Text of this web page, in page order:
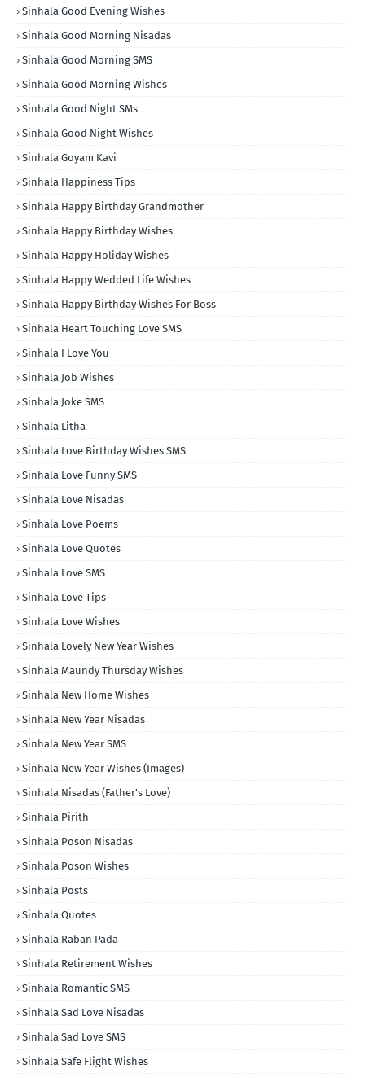
Sinhala Good Evening Wishes
Sinhala Good Morning Nisadas
Sinhala Good Morning SMS
Sinhala Good Morning Wishes
Sinhala Good Night SMs
Sinhala Good Night Wishes
Sinhala Goyam Kavi
Sinhala Happiness Tips
Sinhala Happy Birthday Grandmother
Sinhala Happy Birthday Wishes
Sinhala Happy Holiday Wishes
Sinhala Happy Wedded Life Wishes
Sinhala Happy Birthday Wishes For Boss
Sinhala Heart Touching Love SMS
Sinhala I Love You
Sinhala Job Wishes
Sinhala Joke SMS
Sinhala Litha
Sinhala Love Birthday Wishes SMS
Sinhala Love Funny SMS
Sinhala Love Nisadas
Sinhala Love Poems
Sinhala Love Quotes
Sinhala Love SMS
Sinhala Love Tips
Sinhala Love Wishes
Sinhala Lovely New Year Wishes
Sinhala Maundy Thursday Wishes
Sinhala New Home Wishes
Sinhala New Year Nisadas
Sinhala New Year SMS
Sinhala New Year Wishes (Images)
Sinhala Nisadas (Father's Love)
Sinhala Pirith
Sinhala Poson Nisadas
Sinhala Poson Wishes
Sinhala Posts
Sinhala Quotes
Sinhala Raban Pada
Sinhala Retirement Wishes
Sinhala Romantic SMS
Sinhala Sad Love Nisadas
Sinhala Sad Love SMS
Sinhala Safe Flight Wishes